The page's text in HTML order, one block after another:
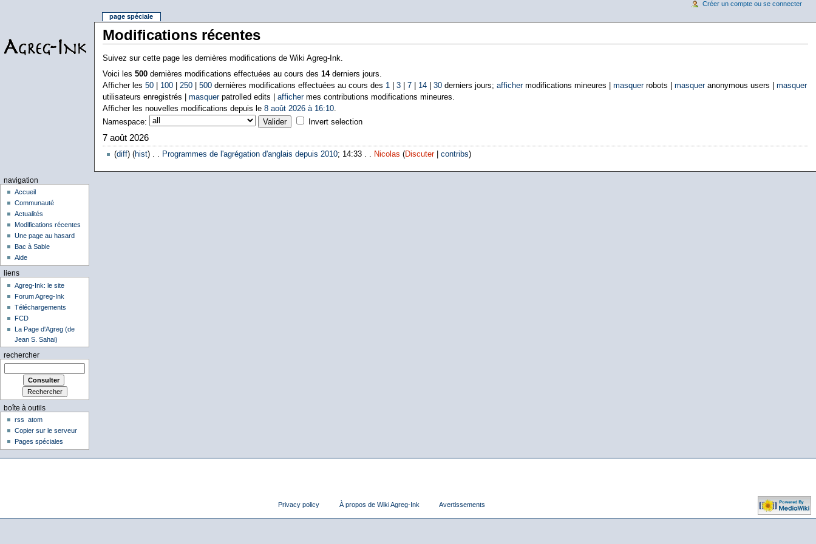
Modifications récentes
Suivez sur cette page les dernières modifications de Wiki Agreg-Ink.
Voici les 500dernières modifications effectuées au cours des 14derniers jours.
Afficher les 50| 100| 250| 500dernières modifications effectuées au cours des 1 3| 7| 14| 30derniers jours; affichermodifications mineures | masquerrobots | masqueranonymous users | masquer
utilisateurs enregistrés | masquerpatrolled edits | affichermes contributions modifications mineures.
Afficher les nouvelles modifications depuis le 8 août 2026 à 16:10.
Namespace:
Invert selection
7 août 2026
(diff) (hist) . . Programmes de l'agrégation d'anglais depuis 2010; 14:33 . . Nicolas (Discuter| contribs)
page spéciale
Créer un compte ou se connecter
navigation
Accueil
Communauté
Actualités
Modifications récentes
Une page au hasard
Bac à Sable
Aide
liens
Agreg-Ink: le site
Forum Agreg-Ink
Téléchargements
FCD
La Page d'Agreg (de
Jean S. Sahai)
rechercher
boîte à outils
rss
atom
Copier sur le serveur
Pages spéciales
Privacy policy À propos de Wiki Agreg-Ink Avertissements